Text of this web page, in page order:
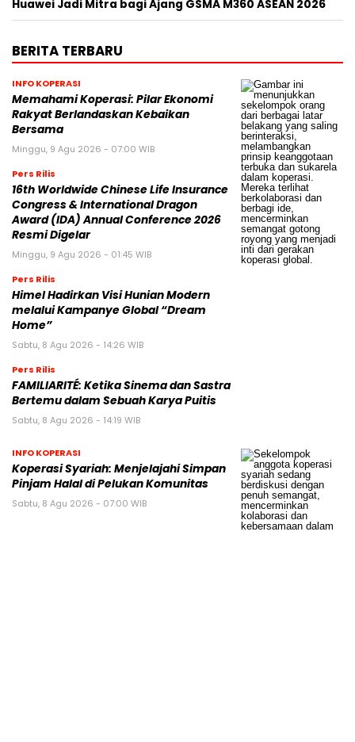
Huawei Jadi Mitra bagi Ajang GSMA M360 ASEAN 2026
BERITA TERBARU
INFO KOPERASI
Memahami Koperasi: Pilar Ekonomi
Rakyat Berlandaskan Kebaikan
Bersama
Minggu, 9 Agu 2026 - 07:00 WIB
Pers Rilis
16th Worldwide Chinese Life Insurance
Congress & International Dragon
Award (IDA) Annual Conference 2026
Resmi Digelar
Minggu, 9 Agu 2026 - 01:45 WIB
Pers Rilis
Himel Hadirkan Visi Hunian Modern
melalui Kampanye Global “Dream
Home”
Sabtu, 8 Agu 2026 - 14:26 WIB
Pers Rilis
FAMILIARITÉ: Ketika Sinema dan Sastra
Bertemu dalam Sebuah Karya Puitis
Sabtu, 8 Agu 2026 - 14:19 WIB
INFO KOPERASI
Koperasi Syariah: Menjelajahi Simpan
Pinjam Halal di Pelukan Komunitas
Sabtu, 8 Agu 2026 - 07:00 WIB